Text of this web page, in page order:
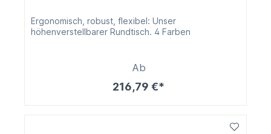
Ergonomisch, robust, flexibel: Unser
höhenverstellbarer Rundtisch. 4 Farben
Ab
216,79 €*